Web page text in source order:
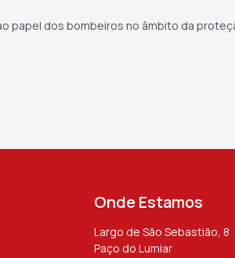
papel dos bombeiros no âmbito da
Onde Estamos
Largo de São Sebastião, 8
Paço do Lumiar